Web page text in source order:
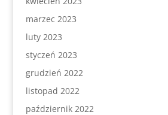
marzec 2023
luty 2023
styczeń 2023
grudzień 2022
listopad 2022
październik 2022